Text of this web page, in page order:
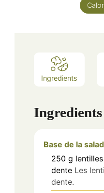
Ingredients
Ingredients
Base de la
250 g
dente Les
dente.